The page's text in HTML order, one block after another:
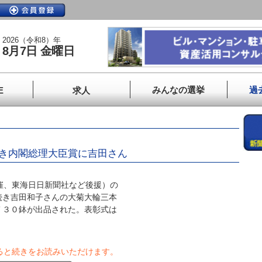
2026（令和8）年
8月7日 金曜日
求人 みんなの選挙 過
内閣総理大臣賞に吉田さん
東海日日新聞社など後援）の
吉田和子さんの大菊大輪三本
０鉢が出品された。表彰式は
続きをお読みいただけます。